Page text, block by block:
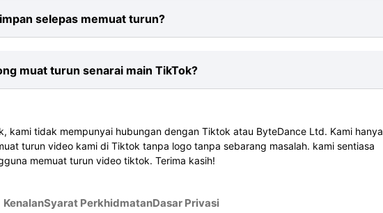
sebarang maklumat pengguna atau video peribadi. Example.com
sepenuhnya.
selepas memuat turun?
ke MP3, fail biasanya disimpan ke lokasi lalai anda. Anda
penyemak imbas anda dan memilih folder destinasi untuk fail
muat turun senarai main TikTok?
kami tidak mempunyai hubungan dengan Tiktok atau ByteDance Ltd. Kami hanya
turun video kami di Tiktok tanpa logo tanpa sebarang masalah. kami sentiasa
memuat turun video tiktok. Terima kasih!
KenalanSyarat PerkhidmatanDasar Privasi